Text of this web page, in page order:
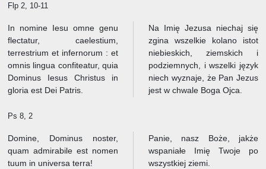
Flp 2, 10-11
In nomine Iesu omne genu
flectatur, caelestium,
terrestrium et infernorum : et
omnis lingua confiteatur, quia
Dominus Iesus Christus in
gloria est Dei Patris.
Na Imię Jezusa niechaj się
zgina wszelkie kolano istot
niebieskich, ziemskich i
podziemnych, i wszelki język
niech wyznaje, że Pan Jezus
jest w chwale Boga Ojca.
Ps 8, 2
Domine, Dominus noster,
quam admirabile est nomen
tuum in universa terra!
Panie, nasz Boże, jakże
wspaniałe Imię Twoje po
wszystkiej ziemi.